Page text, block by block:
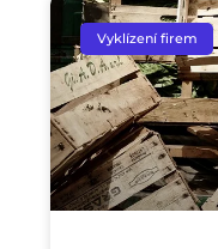
Vyklízení firem